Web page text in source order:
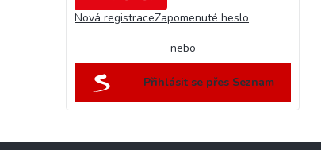
Nová registraceZapomenuté heslo
nebo
Přihlásit se přes Seznam